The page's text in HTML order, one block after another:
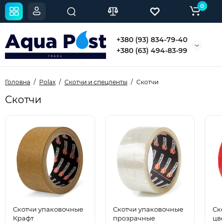
+380 (93) 834-79-40
+380 (63) 494-83-99
0
Головна Polax Скотчи и спецленты Скотчи
Скотчи
Скотчи упаковочные
Крафт
Скотчи упаковочные
прозрачные